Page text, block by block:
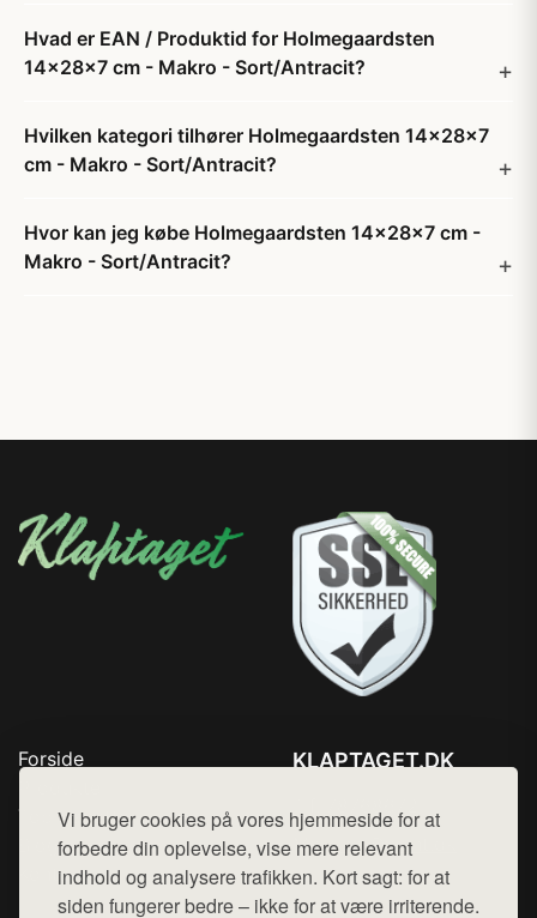
Vi bruger cookies på vores hjemmeside for at
forbedre din oplevelse, vise mere relevant
indhold og analysere trafikken. Kort sagt: for at
siden fungerer bedre – ikke for at være irriterende.
Hvad er EAN / Produktid for Holmegaardsten
14x28x7 cm - Makro - Sort/Antracit?
Hvilken kategori tilhører Holmegaardsten 14x28x7
cm - Makro - Sort/Antracit?
Hvor kan jeg købe Holmegaardsten 14x28x7 cm -
Makro - Sort/Antracit?
Forside
Top Rabatter
Blog
Kontakt
KLAPTAGET.DK
Mail: hej@want.dk
Cookie- og privatlivspolitik